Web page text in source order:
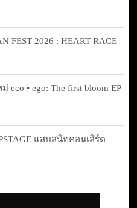
FEST 2026 : HEART RACE
eco • ego: The first bloom EP
แสบสนิทคอนเสิร์ต